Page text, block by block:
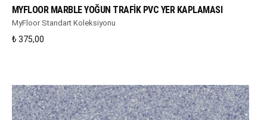
WHATSAPP DESTEK
MYFLOOR MARBLE YOĞUN TRAFIK PVC YER KAPLAMASI
MyFloor Standart Koleksiyonu
₺ 375,00